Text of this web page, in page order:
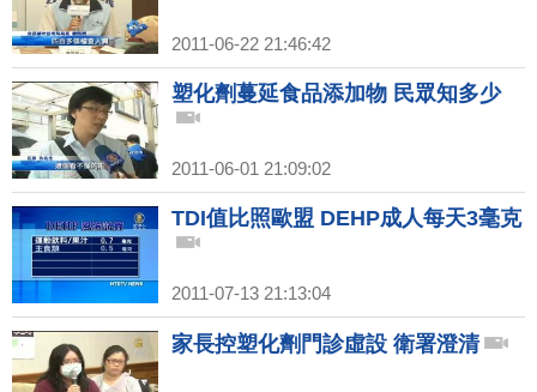
2011-06-22 21:46:42
塑化劑蔓延食品添加物 民眾知多少
2011-06-01 21:09:02
TDI值比照歐盟 DEHP成人每天3毫克
2011-07-13 21:13:04
家長控塑化劑門診虛設 衛署澄清